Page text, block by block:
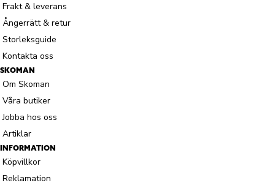
Frakt & leverans
Ångerrätt & retur
Storleksguide
Kontakta oss
SKOMAN
Om Skoman
Våra butiker
Jobba hos oss
Artiklar
INFORMATION
Köpvillkor
Reklamation